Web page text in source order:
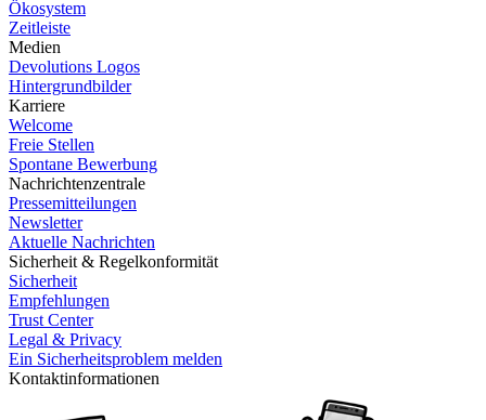
Ökosystem
Zeitleiste
Medien
Devolutions Logos
Hintergrundbilder
Karriere
Welcome
Freie Stellen
Spontane Bewerbung
Nachrichtenzentrale
Pressemitteilungen
Newsletter
Aktuelle Nachrichten
Sicherheit & Regelkonformität
Sicherheit
Empfehlungen
Trust Center
Legal & Privacy
Ein Sicherheitsproblem melden
Kontaktinformationen